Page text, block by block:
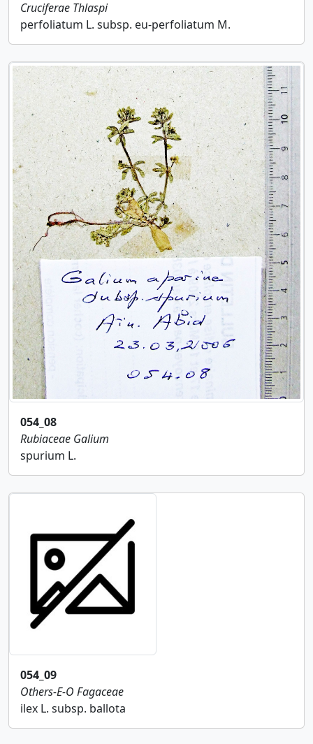
Cruciferae Thlaspi
perfoliatum L. subsp. eu-perfoliatum M.
054_08
Rubiaceae Galium
spurium L.
054_09
Others-E-O Fagaceae
ilex L. subsp. ballota